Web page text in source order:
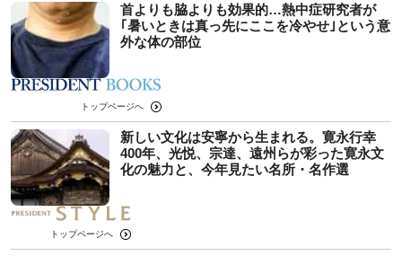
首よりも脇よりも効果的…熱中症研究者が
｢暑いときは真っ先にここを冷やせ｣という意
外な体の部位
トップページへ
新しい文化は安寧から生まれる。寛永行幸
400年、光悦、宗達、遠州らが彩った寛永文
化の魅力と、今年見たい名所・名作選
トップページへ